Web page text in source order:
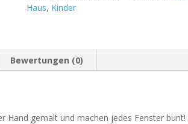
Haus, Kinder
Bewertungen (0)
gemalt und machen jedes Fenster bunt!